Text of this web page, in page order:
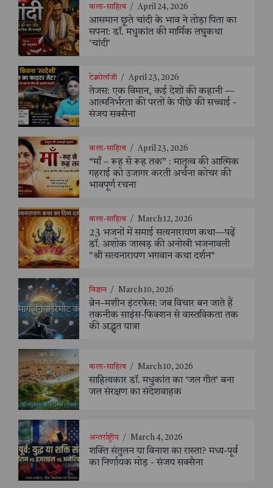
कला-साहित्य / April 24, 2026
आसमान छूते चांदी के भाव ने तोड़ा पिता का
सपना: डॉ. मधुकांत की मार्मिक लघुकथा
'चांदी'
टेक्नोलॉजी / April 23, 2026
तेजस: एक विमान, कई देशों की कहानी —
आत्मनिर्भरता की परतों के पीछे की सच्चाई -
संजय सक्सैना
कला-साहित्य / April 23, 2026
“माँ – रूह से रूह तक” : मातृत्व की आत्मिक
गहराई को उजागर करती अर्चना कोचर की
भावपूर्ण रचना
कला-साहित्य / March 12, 2026
23 भजनों में समाई सत्यनारायण कथा—पढ़ें
डॉ. अशोक जाखड़ की अनोखी भजनावली
"श्री सत्यनारायण भगवान कथा दर्शन"
विज्ञान / March 10, 2026
ब्रेन–मशीन इंटरफेस: जब विचार बन जाते हैं
तकनीक साइंस-फिक्शन से वास्तविकता तक
की अद्भुत यात्रा
कला-साहित्य / March 10, 2026
साहित्यकार डॉ. मधुकांत का ‘जल गीत’ बना
जल संरक्षण का संदेशवाहक
अन्तर्राष्ट्रीय / March 4, 2026
शक्ति संतुलन या विनाश का रास्ता? मध्य-पूर्व
का निर्णायक मोड़ - संजय सक्सैना